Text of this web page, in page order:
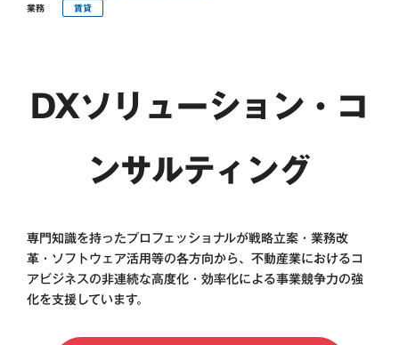
業務 賃貸
DXソリューション・コ
ンサルティング
専門知識を持ったプロフェッショナルが戦略立案・業務改
革・ソフトウェア活用等の各方向から、 不動産業におけるコ
アビジネスの非連続な高度化・効率化による事業競争力の強
化を支援しています。